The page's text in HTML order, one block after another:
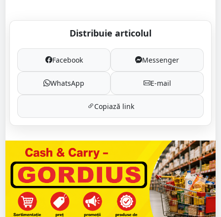
Distribuie articolul
Facebook Messenger
WhatsApp E-mail
Copiază link